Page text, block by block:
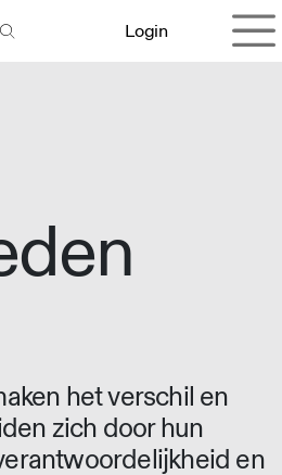
Login
het verschil en
zich door hun
en